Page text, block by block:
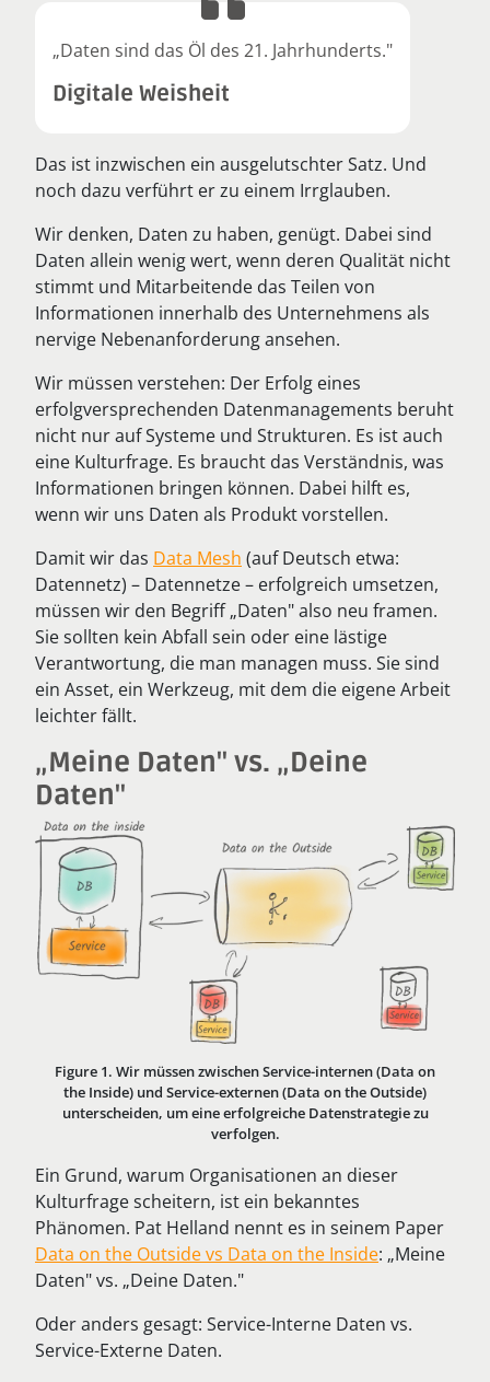
„Daten sind das Öl des 21. Jahrhunderts."
Digitale Weisheit
Das ist inzwischen ein ausgelutschter Satz. Und
noch dazu verführt er zu einem Irrglauben.
Wir denken, Daten zu haben, genügt. Dabei sind
Daten allein wenig wert, wenn deren Qualität nicht
stimmt und Mitarbeitende das Teilen von
Informationen innerhalb des Unternehmens als
nervige Nebenanforderung ansehen.
Wir müssen verstehen: Der Erfolg eines
erfolgversprechenden Datenmanagements beruht
nicht nur auf Systeme und Strukturen. Es ist auch
eine Kulturfrage. Es braucht das Verständnis, was
Informationen bringen können. Dabei hilft es,
wenn wir uns Daten als Produkt vorstellen.
Damit wir das Data Mesh (auf Deutsch etwa:
Datennetz) – Datennetze – erfolgreich umsetzen,
müssen wir den Begriff „Daten" also neu framen.
Sie sollten kein Abfall sein oder eine lästige
Verantwortung, die man managen muss. Sie sind
ein Asset, ein Werkzeug, mit dem die eigene Arbeit
leichter fällt.
„Meine Daten" vs. „Deine
Daten"
Figure 1. Wir müssen zwischen Service-internen (Data on
the Inside) und Service-externen (Data on the Outside)
unterscheiden, um eine erfolgreiche Datenstrategie zu
verfolgen.
Ein Grund, warum Organisationen an dieser
Kulturfrage scheitern, ist ein bekanntes
Phänomen. Pat Helland nennt es in seinem Paper
Data on the Outside vs Data on the Inside: „Meine
Daten" vs. „Deine Daten."
Oder anders gesagt: Service-Interne Daten vs.
Service-Externe Daten.